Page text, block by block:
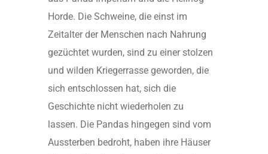
Horde. Die Schweine, die einst im
Zeitalter der Menschen nach Nahrung
gezüchtet wurden, sind zu einer stolzen
und wilden Kriegerrasse geworden, die
sich entschlossen hat, sich die
Geschichte nicht wiederholen zu
lassen. Die Pandas hingegen sind vom
Aussterben bedroht, haben ihre Häuser